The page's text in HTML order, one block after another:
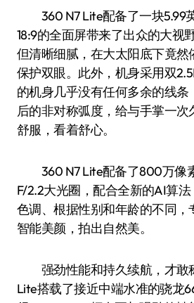
360 N7 Lite配备了一块5.99
18:9的全面屏带来了出众的大视
但清晰细腻，在大太阳底下竟然
保护双眼。此外，机身采用双
的机身几乎没有任何多余的线条
后的非对称弧度，给与手掌一
舒服，看着舒心。
360 N7 Lite配备了800万像
F/2.2大光圈，配合全新的AI算
色调、根据性别和年龄的不同，
智能美颜，拍出自然美。
强劲性能和持久续航，才敢
Lite搭载了接近中端水准的骁龙